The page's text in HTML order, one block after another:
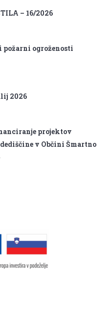
– 16/2026
požarni ogroženosti
2026
projektov
v Občini Šmartno